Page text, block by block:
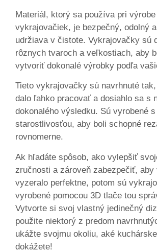
Materiál, ktorý sa používa pri
vykrajovačiek, je bezpečný, odolný
udržiava v čistote. Vykrajovačky sú
rôznych tvaroch a veľkostiach, aby
vytvoriť dokonalé výrobky podľa
Tieto vykrajovačky sú navrhnuté
dalo ľahko pracovať a dosiahlo sa s
dokonalého výsledku. Sú vyrobené
starostlivosťou, aby boli schopné
rovnomerne.
Ak hľadáte spôsob, ako vylepšiť
zručnosti a zároveň zabezpečiť, aby
vyzeralo perfektne, potom sú
vyrobené pomocou 3D tlače tou
Vytvorte si svoj vlastný jedinečný
použite niektorý z predom
ukážte svojmu okoliu, aké
dokážete!